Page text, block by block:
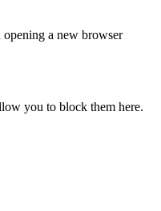
a new browser
you to block them here.